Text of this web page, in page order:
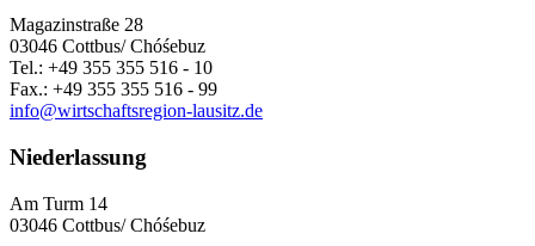
Magazinstraße 28
03046 Cottbus/ Chóśebuz
Tel.: +49 355 355 516 - 10
Fax.: +49 355 355 516 - 99
info@wirtschaftsregion-lausitz.de
Niederlassung
Am Turm 14
03046 Cottbus/ Chóśebuz